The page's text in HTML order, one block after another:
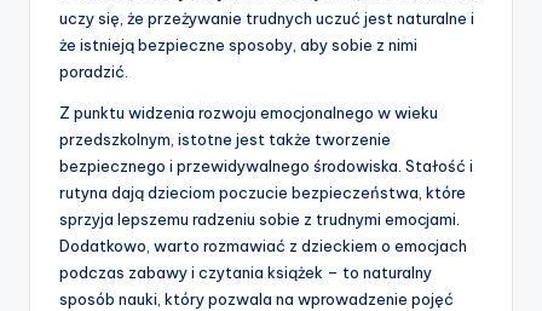
uczy się, że przeżywanie trudnych uczuć jest naturalne i
że istnieją bezpieczne sposoby, aby sobie z nimi
poradzić.
Z punktu widzenia rozwoju emocjonalnego w wieku
przedszkolnym, istotne jest także tworzenie
bezpiecznego i przewidywalnego środowiska. Stałość i
rutyna dają dzieciom poczucie bezpieczeństwa, które
sprzyja lepszemu radzeniu sobie z trudnymi emocjami.
Dodatkowo, warto rozmawiać z dzieckiem o emocjach
podczas zabawy i czytania książek – to naturalny
sposób nauki, który pozwala na wprowadzenie pojęć